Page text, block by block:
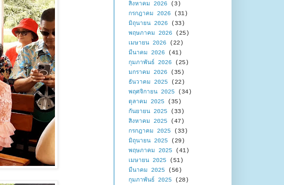
สิงหาคม 2026 (3)
กรกฎาคม 2026 (31)
มิถุนายน 2026 (33)
พฤษภาคม 2026 (25)
เมษายน 2026 (22)
มีนาคม 2026 (41)
กุมภาพันธ์ 2026 (25)
มกราคม 2026 (35)
ธันวาคม 2025 (22)
พฤศจิกายน 2025 (34)
ตุลาคม 2025 (35)
กันยายน 2025 (33)
สิงหาคม 2025 (47)
กรกฎาคม 2025 (33)
มิถุนายน 2025 (29)
พฤษภาคม 2025 (41)
เมษายน 2025 (51)
มีนาคม 2025 (56)
กุมภาพันธ์ 2025 (28)